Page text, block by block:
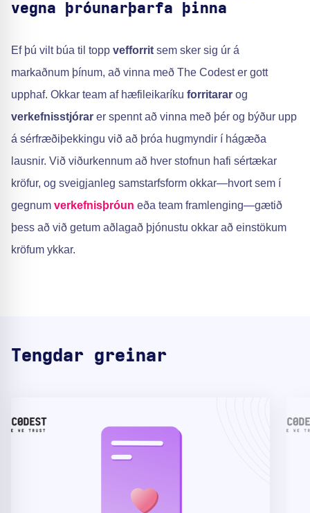
vegna þróunarþarfa þinna
Ef þú vilt búa til topp vefforrit sem sker sig úr á
markaðnum þínum, að vinna með The Codest er gott
upphaf. Okkar team af hæfileikaríku forritarar og
verkefnisstjórar er spennt að vinna með þér og býður upp
á sérfræðiþekkingu við að þróa hugmyndir í hágæða
lausnir. Við viðurkennum að hver stofnun hafi sértækar
kröfur, og sveigjanleg samstarfsform okkar—hvort sem í
gegnum verkefnisþróun eða team framlenging—gætið
þess að við getum aðlagað þjónustu okkar að einstökum
kröfum ykkar.
Tengdar greinar